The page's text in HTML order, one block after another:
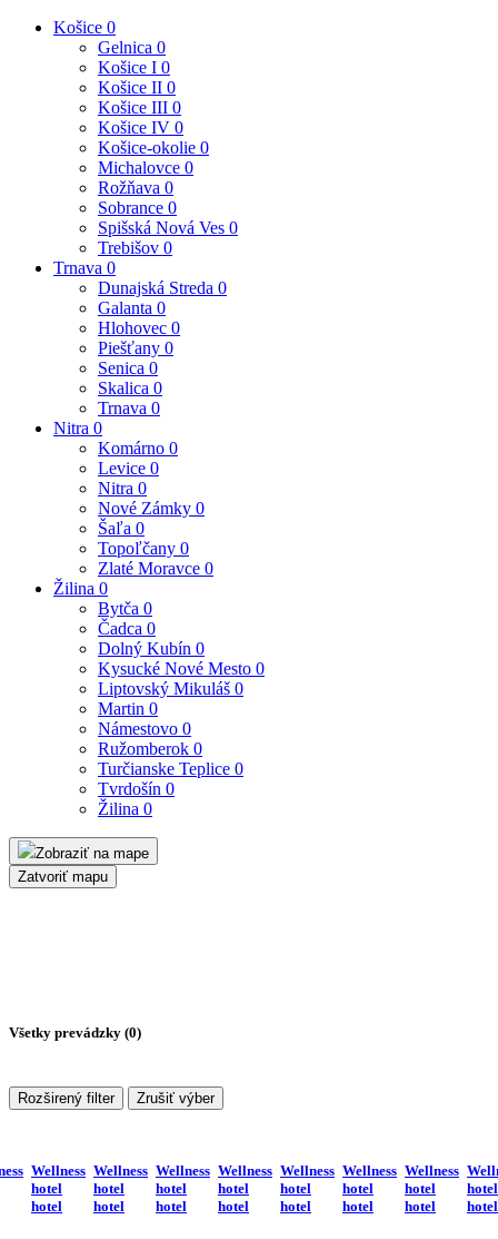
Košice 0
Gelnica 0
Košice I 0
Košice II 0
Košice III 0
Košice IV 0
Košice-okolie 0
Michalovce 0
Rožňava 0
Sobrance 0
Spišská Nová Ves 0
Trebišov 0
Trnava 0
Dunajská Streda 0
Galanta 0
Hlohovec 0
Piešťany 0
Senica 0
Skalica 0
Trnava 0
Nitra 0
Komárno 0
Levice 0
Nitra 0
Nové Zámky 0
Šaľa 0
Topoľčany 0
Zlaté Moravce 0
Žilina 0
Bytča 0
Čadca 0
Dolný Kubín 0
Kysucké Nové Mesto 0
Liptovský Mikuláš 0
Martin 0
Námestovo 0
Ružomberok 0
Turčianske Teplice 0
Tvrdošín 0
Žilina 0
Zobraziť na mape
Zatvoriť mapu
Všetky prevádzky (0)
Rozširený filter Zrušiť výber
Wellness
hotel
hotel
Wellness
hotel
hotel
Wellness
hotel
hotel
Wellness
hotel
hotel
Wellness
hotel
hotel
Wellness
hotel
hotel
Wellness
hotel
hotel
hotel
hotel